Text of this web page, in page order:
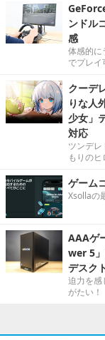
ンドル
感
体感的に
でプレイ
クーデ
りな人
少女」
対応
ツンデ
もりのヒ
ゲーム
Xsollaの
AAAゲ
wer 5
デスク
迫力を感
がたい！